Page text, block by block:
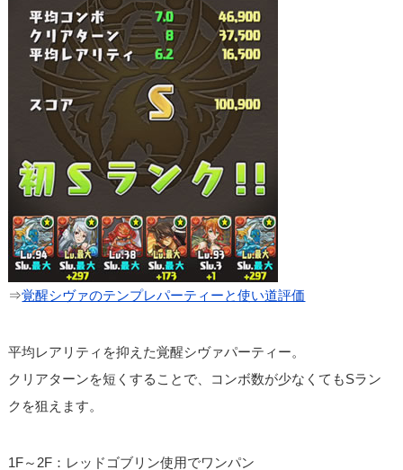
⇒覚醒シヴァのテンプレパーティーと使い道評価
平均レアリティを抑えた覚醒シヴァパーティー。
クリアターンを短くすることで、コンボ数が少なくてもSラン
クを狙えます。
1F～2F：レッドゴブリン使用でワンパン